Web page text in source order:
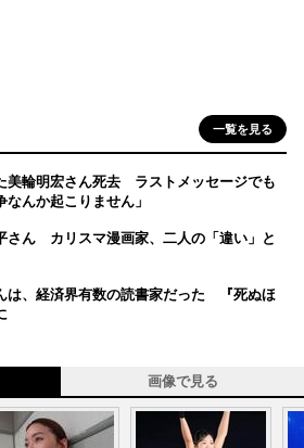
一覧を見る
美輪明宏さん死去 ラストメッセージでも
んか起こりません」
さん カリスマ漫画家、二人の「違い」と
は、経済界有数の読書家だった 『死ぬほ
画像で見る